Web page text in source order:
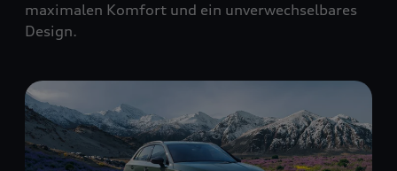
maximalen Komfort und ein unverwechselbares
Design.